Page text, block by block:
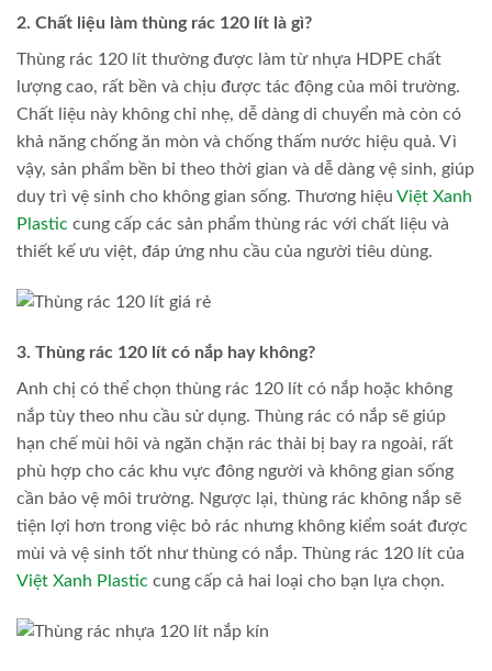
2. Chất liệu làm thùng rác 120 lít là gì?
Thùng rác 120 lít thường được làm từ nhựa HDPE chất
lượng cao, rất bền và chịu được tác động của môi trường.
Chất liệu này không chỉ nhẹ, dễ dàng di chuyển mà còn có
khả năng chống ăn mòn và chống thấm nước hiệu quả. Vì
vậy, sản phẩm bền bỉ theo thời gian và dễ dàng vệ sinh, giúp
duy trì vệ sinh cho không gian sống. Thương hiệu Việt Xanh
Plastic cung cấp các sản phẩm thùng rác với chất liệu và
thiết kế ưu việt, đáp ứng nhu cầu của người tiêu dùng.
3. Thùng rác 120 lít có nắp hay không?
Anh chị có thể chọn thùng rác 120 lít có nắp hoặc không
nắp tùy theo nhu cầu sử dụng. Thùng rác có nắp sẽ giúp
hạn chế mùi hôi và ngăn chặn rác thải bị bay ra ngoài, rất
phù hợp cho các khu vực đông người và không gian sống
cần bảo vệ môi trường. Ngược lại, thùng rác không nắp sẽ
tiện lợi hơn trong việc bỏ rác nhưng không kiểm soát được
mùi và vệ sinh tốt như thùng có nắp. Thùng rác 120 lít của
Việt Xanh Plastic cung cấp cả hai loại cho bạn lựa chọn.